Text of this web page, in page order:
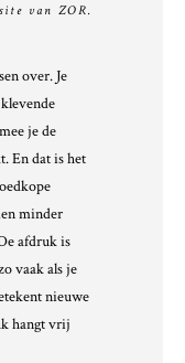
van ZOR.
over. Je
je de
En dat is het
minder
afdruk is
vaak als je
nieuwe
hangt vrij